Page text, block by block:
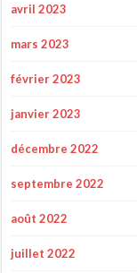
avril 2023
mars 2023
février 2023
janvier 2023
décembre 2022
septembre 2022
août 2022
juillet 2022